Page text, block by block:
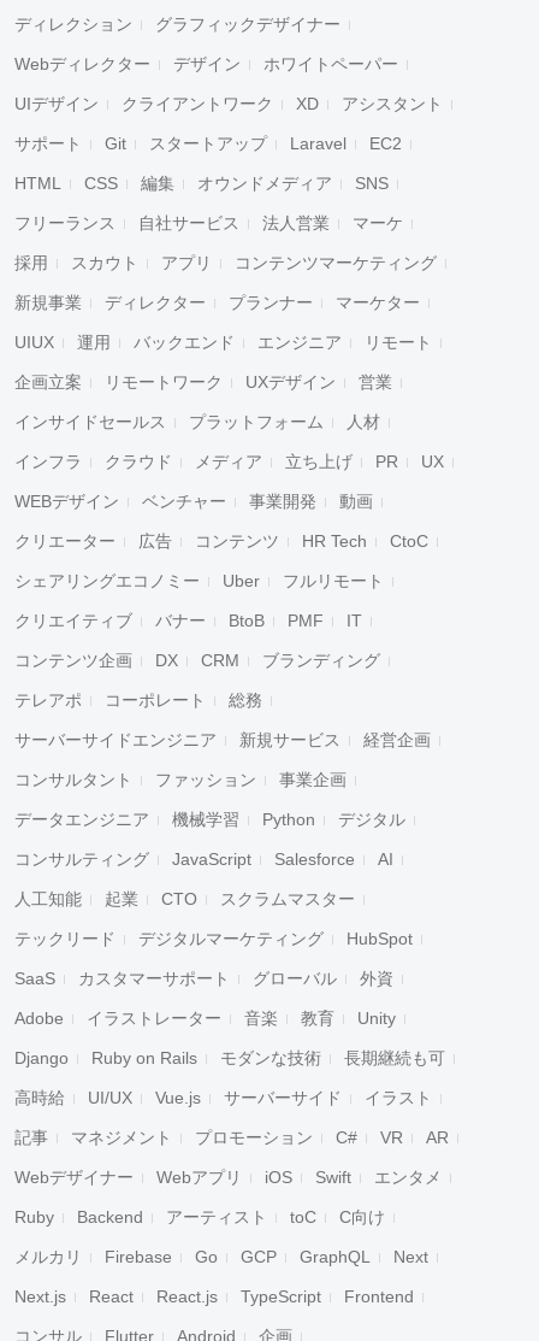
ディレクション グラフィックデザイナー
Webディレクター デザイン ホワイトペーパー
UIデザイン クライアントワーク XD アシスタント
サポート Git スタートアップ Laravel EC2
HTML CSS 編集 オウンドメディア SNS
フリーランス 自社サービス 法人営業 マーケ
採用 スカウト アプリ コンテンツマーケティング
新規事業 ディレクター プランナー マーケター
UIUX 運用 バックエンド エンジニア リモート
企画立案 リモートワーク UXデザイン 営業
インサイドセールス プラットフォーム 人材
インフラ クラウド メディア 立ち上げ PR UX
WEBデザイン ベンチャー 事業開発 動画
クリエーター 広告 コンテンツ HR Tech CtoC
シェアリングエコノミー Uber フルリモート
クリエイティブ バナー BtoB PMF IT
コンテンツ企画 DX CRM ブランディング
テレアポ コーポレート 総務
サーバーサイドエンジニア 新規サービス 経営企画
コンサルタント ファッション 事業企画
データエンジニア 機械学習 Python デジタル
コンサルティング JavaScript Salesforce AI
人工知能 起業 CTO スクラムマスター
テックリード デジタルマーケティング HubSpot
SaaS カスタマーサポート グローバル 外資
Adobe イラストレーター 音楽 教育 Unity
Django Ruby on Rails モダンな技術 長期継続も可
高時給 UI/UX Vue.js サーバーサイド イラスト
記事 マネジメント プロモーション C# VR AR
Webデザイナー Webアプリ iOS Swift エンタメ
Ruby Backend アーティスト toC C向け
メルカリ Firebase Go GCP GraphQL Next
Next.js React React.js TypeScript Frontend
コンサル Flutter Android 企画